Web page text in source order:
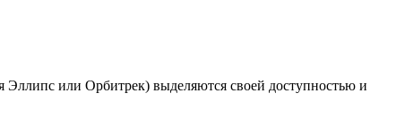
или Орбитрек) выделяются своей доступностью и